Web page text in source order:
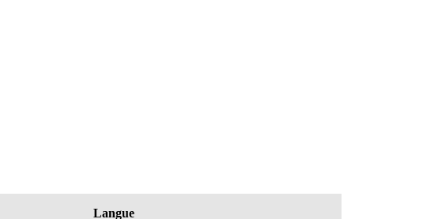
Langue